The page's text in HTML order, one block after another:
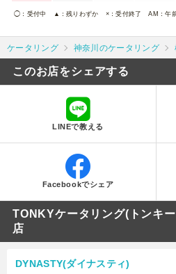
◯ ：受付中 ▲ ：残りわずか ×：受付終了 AM ：午
ケータリング 神奈川のケータリング
このお店をシェアする
LINEで教える
Facebookでシェア
TONKYケータリング(トンキ
店
DYNASTY(ダイナスティ)